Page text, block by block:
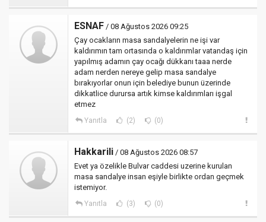
ESNAF / 08 Ağustos 2026 09:25
Çay ocakların masa sandalyelerin ne işi var
kaldırımın tam ortasında o kaldırımlar vatandaş için
yapılmış adamın çay ocağı dükkanı taaa nerde
adam nerden nereye gelip masa sandalye
bırakıyorlar onun için belediye bunun üzerinde
dikkatlice durursa artık kimse kaldırımları işgal
etmez
Yanıtla (2) (0)
Hakkarili / 08 Ağustos 2026 08:57
Evet ya özelikle Bulvar caddesi uzerine kurulan
masa sandalye insan eşiyle birlikte ordan geçmek
istemiyor.
Yanıtla (3) (0)